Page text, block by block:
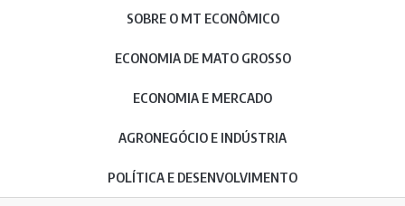
SOBRE O MT ECONÔMICO
ECONOMIA DE MATO GROSSO
ECONOMIA E MERCADO
AGRONEGÓCIO E INDÚSTRIA
POLÍTICA E DESENVOLVIMENTO